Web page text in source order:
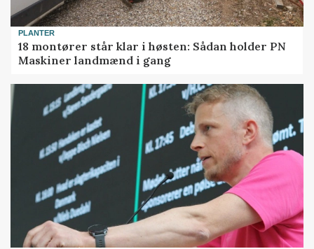
PLANTER
18 montører står klar i høsten: Sådan holder PN
Maskiner landmænd i gang